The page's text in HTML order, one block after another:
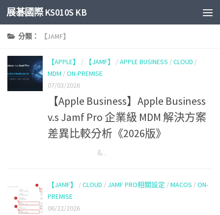
Skip to content
展碁國際 KS010S KB
分類： 【JAMF】
【APPLE】 / 【JAMF】 /APPLE BUSINESS /CLOUD /
MDM /ON-PREMISE
07/03/2026
【Apple Business】Apple Business
v.s Jamf Pro 企業級 MDM 解決方案
差異比較分析《2026版》
&...
【JAMF】 /CLOUD / JAMF PRO相關設定 /MACOS /ON-
PREMISE
06/22/2026